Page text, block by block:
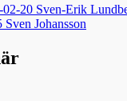
02-20 Sven-Erik
Sven Johansson